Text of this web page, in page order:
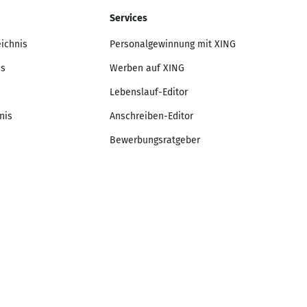
Services
Personalgewinnung mit XING
Werben auf XING
Lebenslauf-Editor
Anschreiben-Editor
Bewerbungsratgeber